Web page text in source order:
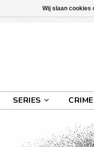
SERIES
Wij slaan cookies